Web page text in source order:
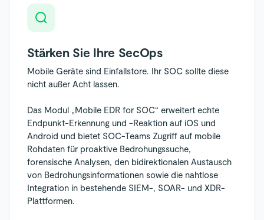
Stärken Sie Ihre SecOps
Mobile Geräte sind Einfallstore. Ihr SOC sollte diese
nicht außer Acht lassen.
Das Modul „Mobile EDR for SOC“ erweitert echte
Endpunkt-Erkennung und -Reaktion auf iOS und
Android und bietet SOC-Teams Zugriff auf mobile
Rohdaten für proaktive Bedrohungssuche,
forensische Analysen, den bidirektionalen Austausch
von Bedrohungsinformationen sowie die nahtlose
Integration in bestehende SIEM-, SOAR- und XDR-
Plattformen.